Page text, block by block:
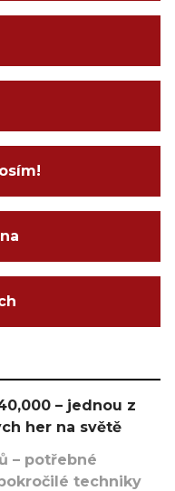
– jednou z
her na světě
– potřebné
techniky